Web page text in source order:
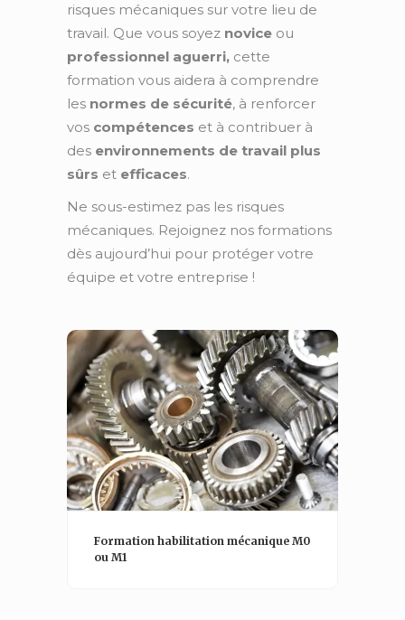
risques mécaniques sur votre lieu de
travail. Que vous soyez novice ou
professionnel aguerri, cette
formation vous aidera à comprendre
les normes de sécurité, à renforcer
vos compétences et à contribuer à
des environnements de travail plus
sûrs et efficaces.
Ne sous-estimez pas les risques
mécaniques. Rejoignez nos formations
dès aujourd’hui pour protéger votre
équipe et votre entreprise !
Formation habilitation mécanique M0
ou M1